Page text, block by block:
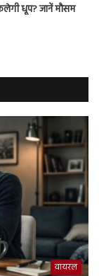
धूप? जानें मौसम
वायरल